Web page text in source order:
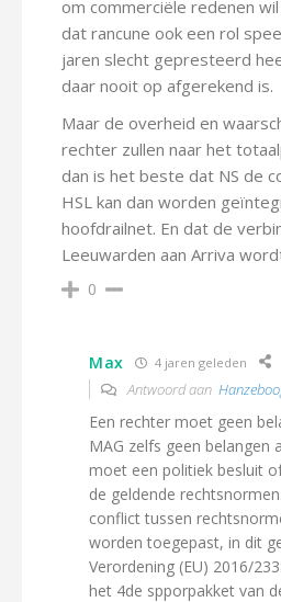
om commerciële redenen
dat rancune ook een rol
jaren slecht gepresteerd
daar nooit op afgerekend is.
Maar de overheid en
rechter zullen naar het
dan is het beste dat NS de
HSL kan dan worden
hoofdrailnet. En dat de
Leeuwarden aan Arriva
0
Max 4 jaren geleden
Antwoord aan
Een rechter moet geen
MAG zelfs geen belangen
moet een politiek besluit
de geldende
conflict tussen
worden toegepast, in dit
Verordening (EU) 2016/
het 4de spporpakket van